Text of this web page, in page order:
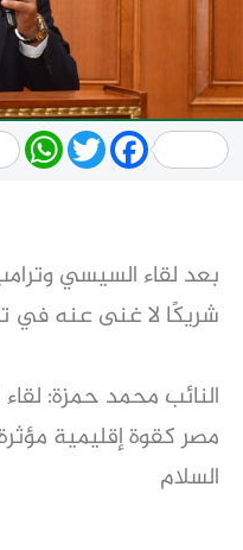
WhatsApp
TwitterFacebook
بعد لقاء السيسي
شريكًا لا غنى عنه في
النائب محمد حمزة:
مصر كقوة إقليمية
السلام